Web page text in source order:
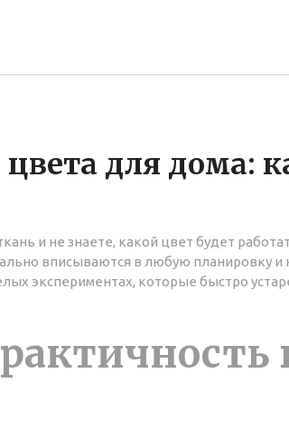
для дома:
и не знаете, какой цвет будет
вписываются в любую планировку и
экспериментах, которые быстро